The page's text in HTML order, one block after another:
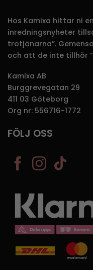
Hos Kamixa hittar ni
inredningsnyheter
trotjänarna”.
och att de inte tillhör
Kamixa AB
Burggrevegatan 29
411 03 Göteborg
Org nr: 556716-1772
FÖLJ OSS